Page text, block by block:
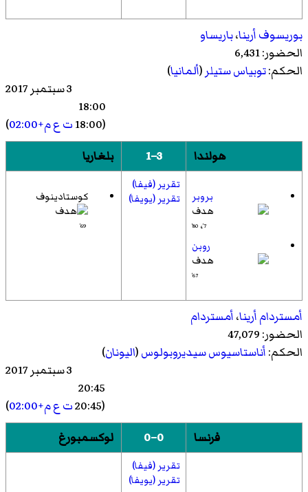
بوريسوف أرينا،باريساو
الحضور: 6,431
الحكم:توبياس ستيلر(ألمانيا)
3 سبتمبر 2017
18:00
(18:00
ت ع م+02:00
)
هولندا
3–1 بلغاريا
بروبر
7'، 80'
روبن
67'
تقرير (فيفا)
تقرير (يويفا)
كوستادينوف
69'
أمستردام أرينا،أمستردام
الحضور: 47,079
الحكم:أناستاسيوس سيديروبولوس(اليونان)
3 سبتمبر 2017
20:45
(20:45
ت ع م+02:00
)
فرنسا
0–0 لوكسمبورغ
تقرير (فيفا)
تقرير (يويفا)